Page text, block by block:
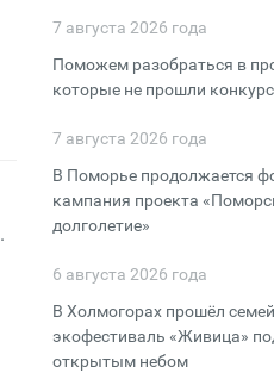
7 августа 2026 года
Поможем разобраться в
которые не прошли
7 августа 2026 года
В Поморье продолжается
кампания проекта
долголетие»
6 августа 2026 года
В Холмогорах прошёл
экофестиваль «Живица»
открытым небом